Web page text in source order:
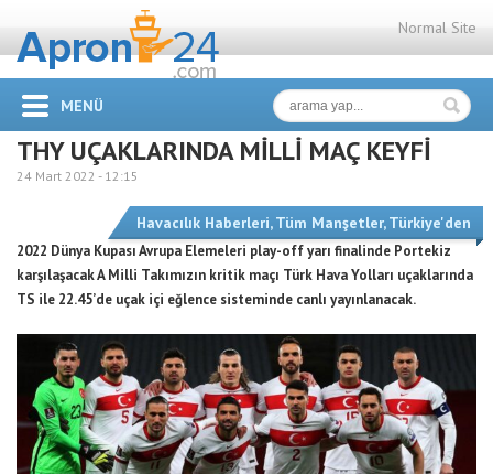
Normal Site
MENÜ
THY UÇAKLARINDA MİLLİ MAÇ KEYFİ
24 Mart 2022 - 12:15
Havacılık Haberleri,Tüm Manşetler,Türkiye'den
2022 Dünya Kupası Avrupa Elemeleri play-off yarı finalinde Portekiz
karşılaşacak A Milli Takımızın kritik maçı Türk Hava Yolları uçaklarında
TS ile 22.45’de uçak içi eğlence sisteminde canlı yayınlanacak.